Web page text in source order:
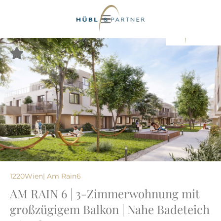
1220Wien| Am Rain6
AM RAIN 6 | 3-Zimmerwohnung mit
großzügigem Balkon | Nahe Badeteich